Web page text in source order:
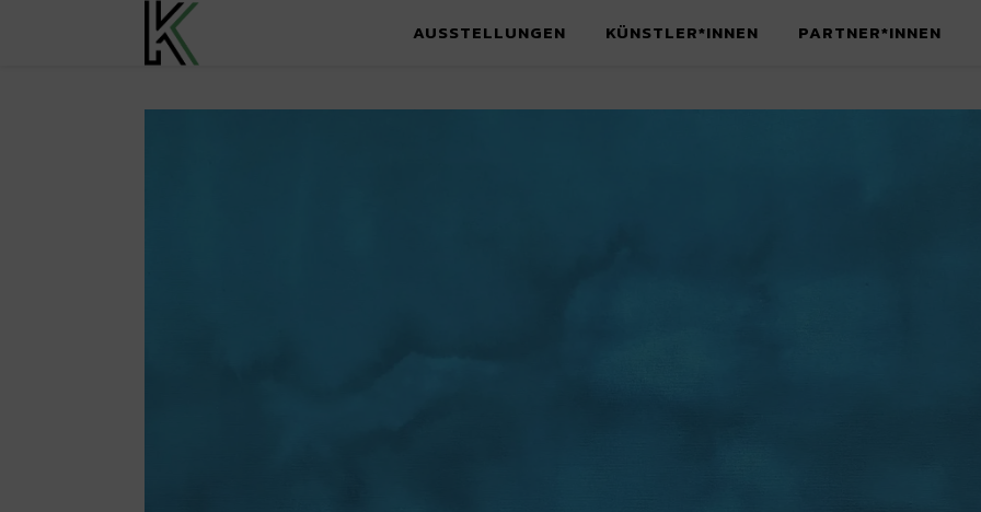
AUSSTELLUNGEN KÜNSTLER*INNEN PARTNER*INNEN